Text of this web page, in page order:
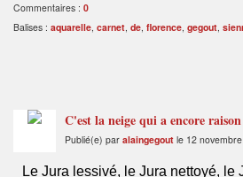
Commentaires : 0
Balises : aquarelle, carnet, de, florence, gegout,
C'est la neige qui a encore raison
Publié(e) par alaingegout le 12
Le Jura lessivé, le Jura nettoyé, le